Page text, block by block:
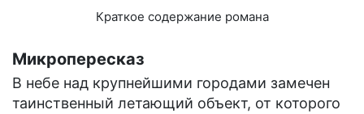
Краткое содержание романа
Микропересказ
В небе над крупнейшими городами замечен
таинственный летающий объект, от которого